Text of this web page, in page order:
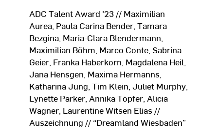
ADC Talent Award '23 // Maximilian
Aurea, Paula Carina Bender, Tamara
Bezgina, Maria-Clara Blendermann,
Maximilian Böhm, Marco Conte, Sabrina
Geier, Franka Haberkorn, Magdalena Heil,
Jana Hensgen, Maxima Hermanns,
Katharina Jung, Tim Klein, Juliet Murphy,
Lynette Parker, Annika Töpfer, Alicia
Wagner, Laurentine Witsen Elias //
Auszeichnung // “Dreamland Wiesbaden”